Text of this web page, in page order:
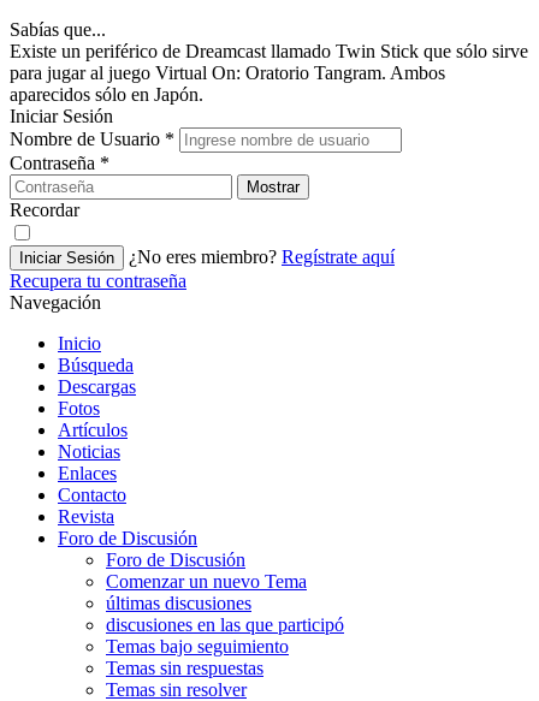
Sabías que...
Existe un periférico de Dreamcast llamado Twin Stick que sólo sirve
para jugar al juego Virtual On: Oratorio Tangram. Ambos
aparecidos sólo en Japón.
Iniciar Sesión
Nombre de Usuario *
Contraseña *
Mostrar
Recordar
Iniciar Sesión ¿No eres miembro? Regístrate aquí
Recupera tu contraseña
Navegación
Inicio
Búsqueda
Descargas
Fotos
Artículos
Noticias
Enlaces
Contacto
Revista
Foro de Discusión
Foro de Discusión
Comenzar un nuevo Tema
últimas discusiones
discusiones en las que participó
Temas bajo seguimiento
Temas sin respuestas
Temas sin resolver